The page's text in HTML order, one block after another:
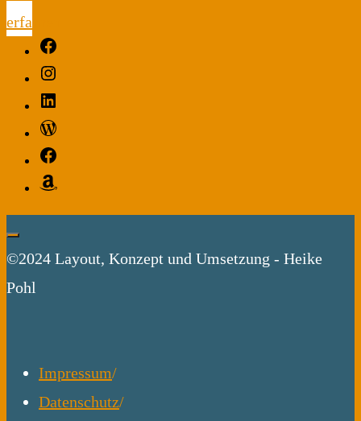
erfahren
"Aus
hunderten
Seiten
einer
STASI-
Akte"
©2024 Layout, Konzept und Umsetzung - Heike
Pohl
Impressum/
Datenschutz/